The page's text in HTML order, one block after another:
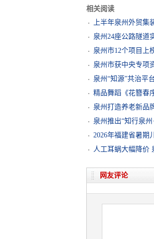
相关阅读
上半年泉州外贸集
泉州24座公路隧道
泉州市12个项目上
泉州市获中央专项
泉州“知源”共治平
精品舞蹈《花簪春
泉州打造养老新品
泉州推出“知行泉
2026年福建省暑期
人工耳蜗大幅降价
网友评论